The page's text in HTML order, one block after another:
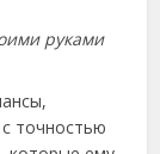
точностью